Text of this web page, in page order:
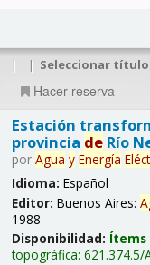
| | Seleccionar
Hacer reserva
Estación
provincia deRío
por Agua y Energía
Idioma: Español
Editor: Buenos Aires:
1988
Disponibilidad: Ítems
topográfica: 621.374.5/